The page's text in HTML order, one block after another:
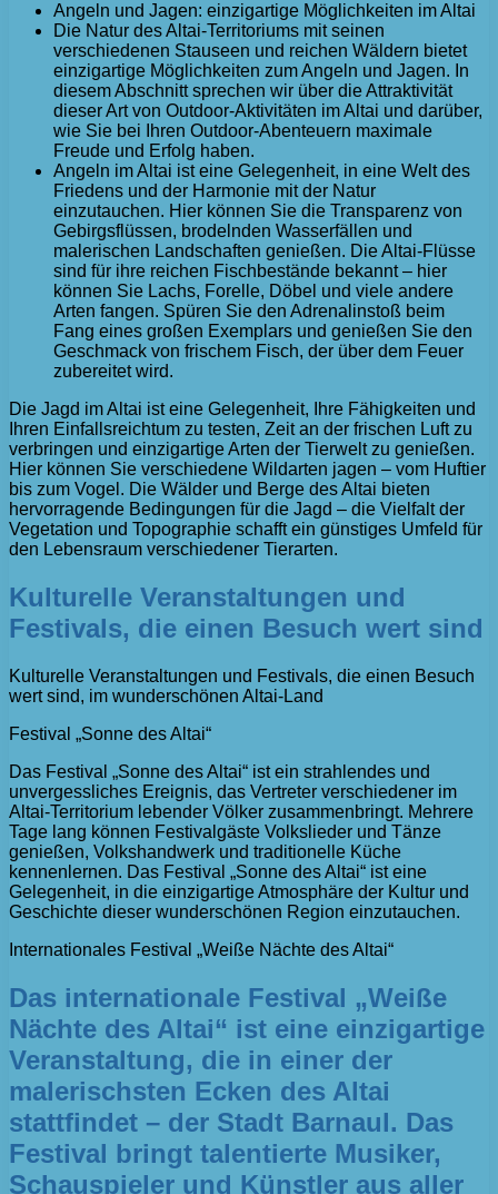
Angeln und Jagen: einzigartige Möglichkeiten im Altai
Die Natur des Altai-Territoriums mit seinen
verschiedenen Stauseen und reichen Wäldern bietet
einzigartige Möglichkeiten zum Angeln und Jagen. In
diesem Abschnitt sprechen wir über die Attraktivität
dieser Art von Outdoor-Aktivitäten im Altai und darüber,
wie Sie bei Ihren Outdoor-Abenteuern maximale
Freude und Erfolg haben.
Angeln im Altai ist eine Gelegenheit, in eine Welt des
Friedens und der Harmonie mit der Natur
einzutauchen. Hier können Sie die Transparenz von
Gebirgsflüssen, brodelnden Wasserfällen und
malerischen Landschaften genießen. Die Altai-Flüsse
sind für ihre reichen Fischbestände bekannt – hier
können Sie Lachs, Forelle, Döbel und viele andere
Arten fangen. Spüren Sie den Adrenalinstoß beim
Fang eines großen Exemplars und genießen Sie den
Geschmack von frischem Fisch, der über dem Feuer
zubereitet wird.
Die Jagd im Altai ist eine Gelegenheit, Ihre Fähigkeiten und
Ihren Einfallsreichtum zu testen, Zeit an der frischen Luft zu
verbringen und einzigartige Arten der Tierwelt zu genießen.
Hier können Sie verschiedene Wildarten jagen – vom Huftier
bis zum Vogel. Die Wälder und Berge des Altai bieten
hervorragende Bedingungen für die Jagd – die Vielfalt der
Vegetation und Topographie schafft ein günstiges Umfeld für
den Lebensraum verschiedener Tierarten.
Kulturelle Veranstaltungen und
Festivals, die einen Besuch wert sind
Kulturelle Veranstaltungen und Festivals, die einen Besuch
wert sind, im wunderschönen Altai-Land
Festival „Sonne des Altai“
Das Festival „Sonne des Altai“ ist ein strahlendes und
unvergessliches Ereignis, das Vertreter verschiedener im
Altai-Territorium lebender Völker zusammenbringt. Mehrere
Tage lang können Festivalgäste Volkslieder und Tänze
genießen, Volkshandwerk und traditionelle Küche
kennenlernen. Das Festival „Sonne des Altai“ ist eine
Gelegenheit, in die einzigartige Atmosphäre der Kultur und
Geschichte dieser wunderschönen Region einzutauchen.
Internationales Festival „Weiße Nächte des Altai“
Das internationale Festival „Weiße
Nächte des Altai“ ist eine einzigartige
Veranstaltung, die in einer der
malerischsten Ecken des Altai
stattfindet – der Stadt Barnaul. Das
Festival bringt talentierte Musiker,
Schauspieler und Künstler aus aller